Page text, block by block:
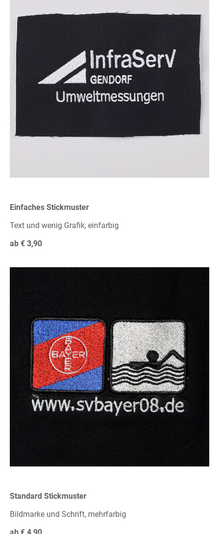
Einfaches Stickmuster
Text und wenig Grafik, einfarbig
ab € 3,90
Standard Stickmuster
Bildmarke und Schrift, mehrfarbig